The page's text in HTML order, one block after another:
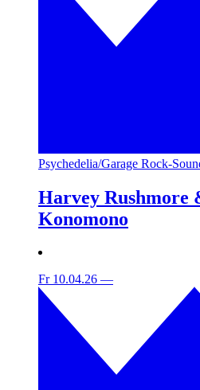
Psychedelia/Garage Rock-
Harvey Rushmore
Konomono
Fr 10.04.26 —